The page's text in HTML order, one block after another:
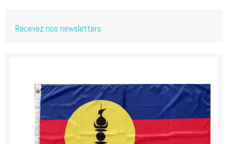
Recevez nos newsletters